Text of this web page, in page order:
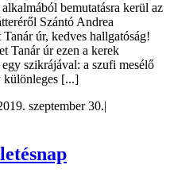
bemutatásra kerül az
Szántó Andrea
úr, kedves hallgatóság!
Tanár úr ezen a kerek
szikrájával: a szufi mesélő
különleges [...]
szeptember 30.|